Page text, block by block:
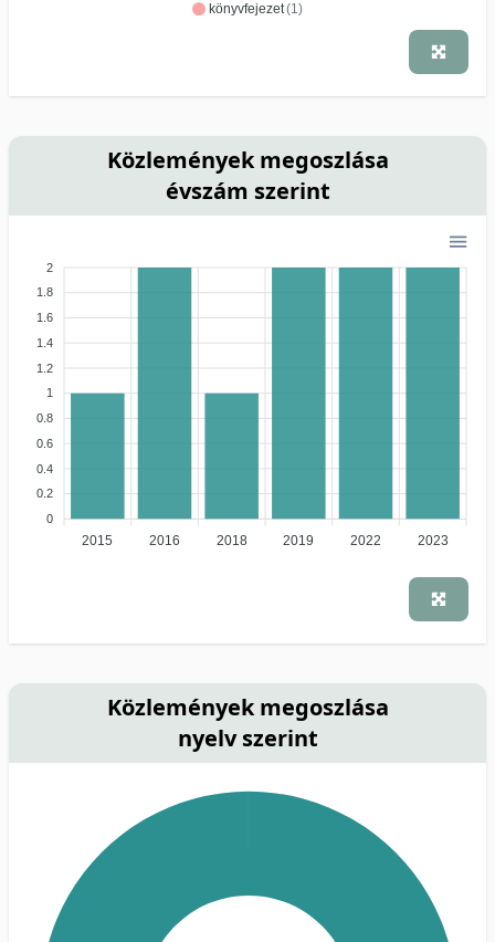
könyvfejezet(1)
Közlemények megoszlása
évszám szerint
2
1.8
1.6
1.4
1.2
1
0.8
0.6
0.4
0.2
0
2015 2016 2018 2019 2022 2023
Közlemények megoszlása
nyelv szerint